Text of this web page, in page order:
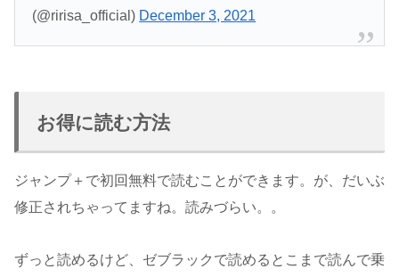
(@ririsa_official) December 3, 2021
お得に読む方法
ジャンプ＋で初回無料で読むことができます。が、だいぶ
修正されちゃってますね。読みづらい。。
ずっと読めるけど、ゼブラックで読めるとこまで読んで乗